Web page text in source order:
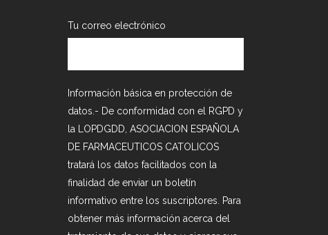
Tu correo electrónico
Información básica en protección de
datos.- De conformidad con el RGPD y
la LOPDGDD, ASOCIACION ESPAÑOLA
DE FARMACEUTICOS CATOLICOS
tratará los datos facilitados con la
finalidad de enviar un boletín
informativo entre los suscriptores. Para
obtener más información acerca del